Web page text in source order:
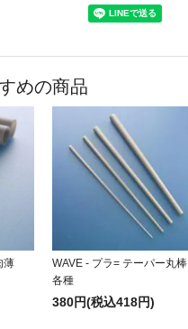
めの商品
薄
WAVE - プラ= テーパー丸棒
各種
380円(税込418円)